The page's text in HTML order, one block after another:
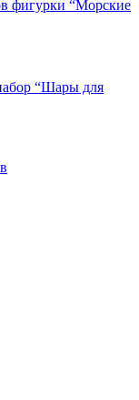
фигурки “Морские
“Шары для